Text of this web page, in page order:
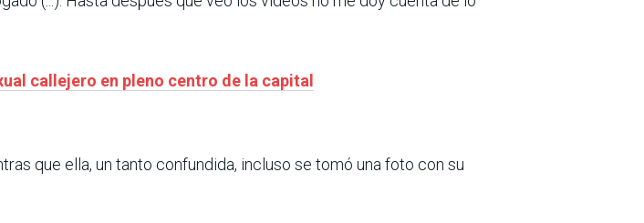
callejero en pleno centro de la capital
que ella, un tanto confundida, incluso se tomó una foto con su